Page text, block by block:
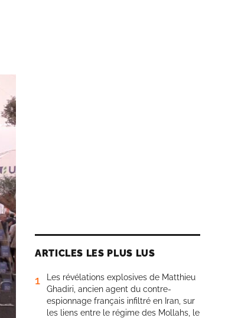
ARTICLES LES PLUS LUS
1
Les révélations explosives de Matthieu
Ghadiri, ancien agent du contre-
espionnage français infiltré en Iran, sur
les liens entre le régime des Mollahs, le